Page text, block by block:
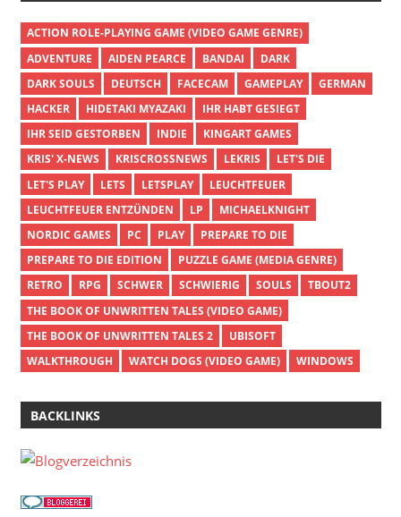
ACTION ROLE-PLAYING GAME (VIDEO GAME GENRE)
ADVENTURE
AIDEN PEARCE BANDAI
DARK
DARK SOULS
DEUTSCH FACECAM GAMEPLAY
GERMAN
HACKER
HIDETAKI MYAZAKI
IHR HABT GESIEGT
IHR SEID GESTORBEN
INDIE
KINGART GAMES
KRIS' X-NEWS
KRISCROSSNEWS LEKRIS
LET'S DIE
LET'S PLAY
LETS LETSPLAY
LEUCHTFEUER
LEUCHTFEUER ENTZÜNDEN
LP
MICHAELKNIGHT
NORDIC GAMES
PC PLAY
PREPARE TO DIE
PREPARE TO DIE EDITION
PUZZLE GAME (MEDIA GENRE)
RETRO
RPG SCHWER SCHWIERIG SOULS
TBOUT2
THE BOOK OF UNWRITTEN TALES (VIDEO GAME)
THE BOOK OF UNWRITTEN TALES 2
UBISOFT
WALKTHROUGH
WATCH DOGS (VIDEO GAME) WINDOWS
BACKLINKS